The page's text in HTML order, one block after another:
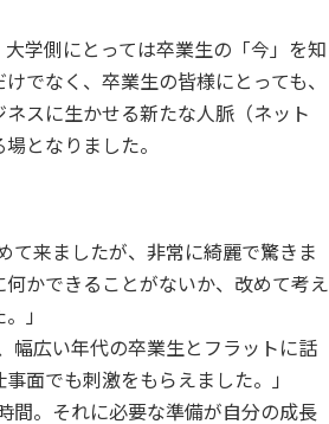
学側にとっては卒業生の「今」を知
でなく、卒業生の皆様にとっても、
スに生かせる新たな人脈（ネット
となりました。
来ましたが、非常に綺麗で驚きま
かできることがないか、改めて考え
」
広い年代の卒業生とフラットに話
面でも刺激をもらえました。」
。それに必要な準備が自分の成長